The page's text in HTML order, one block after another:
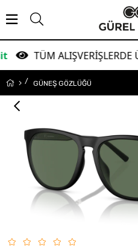
ALIŞVERİŞLERDE
GÜNEŞ GÖZLÜĞÜ